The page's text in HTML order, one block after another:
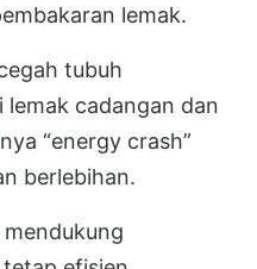
lemak.
tubuh
lemak cadangan dan
“energy crash”
berlebihan.